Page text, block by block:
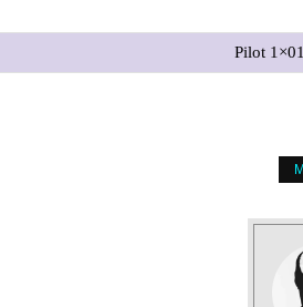
Pilot 1×01